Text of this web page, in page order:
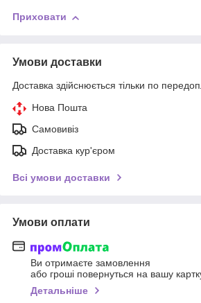
Приховати
Умови доставки
Доставка здійснюється тільки по
Нова Пошта
Самовивіз
Доставка кур'єром
Всі умови доставки
Умови оплати
Ви отримаєте замовлення
або гроші повернуться на вашу
Детальніше